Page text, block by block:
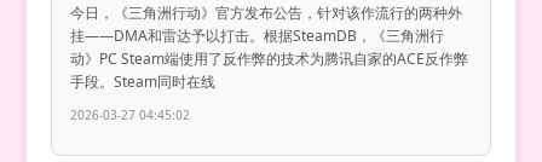
今日，《三角洲行动》官方发布公告，针对该作流行的两种外
挂——DMA和雷达予以打击。根据SteamDB，《三角洲行
动》PC Steam端使用了反作弊的技术为腾讯自家的ACE反作弊
手段。Steam同时在线
2026-03-27 04:45:02